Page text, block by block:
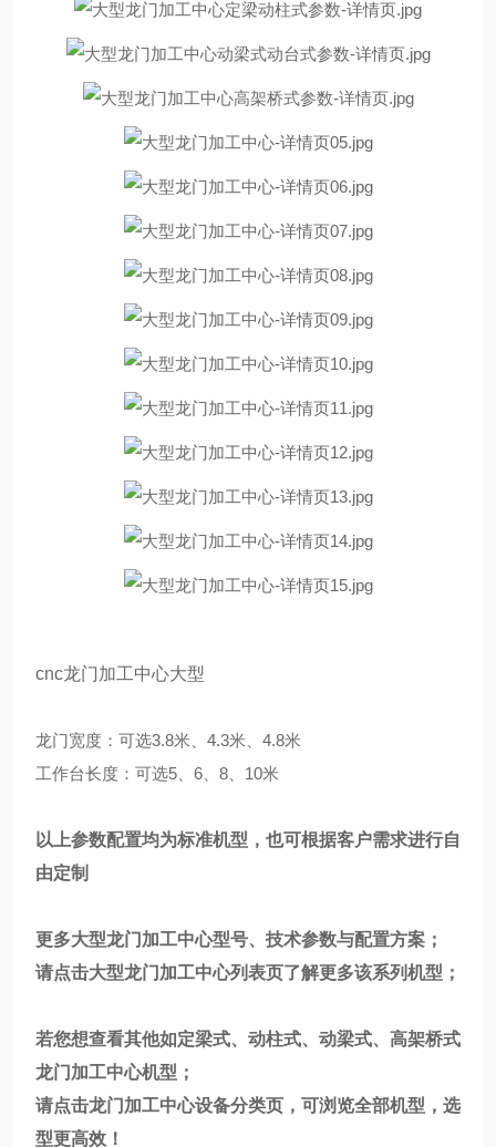
cnc龙门加工中心大型
龙门宽度：可选3.8米、4.3米、4.8米
工作台长度：可选5、6、8、10米
以上参数配置均为标准机型，也可根据客户需求进行自
由定制
更多大型龙门加工中心型号、技术参数与配置方案；
请点击大型龙门加工中心列表页了解更多该系列机型；
若您想查看其他如定梁式、动柱式、动梁式、高架桥式
龙门加工中心机型；
请点击龙门加工中心设备分类页，可浏览全部机型，选
型更高效！